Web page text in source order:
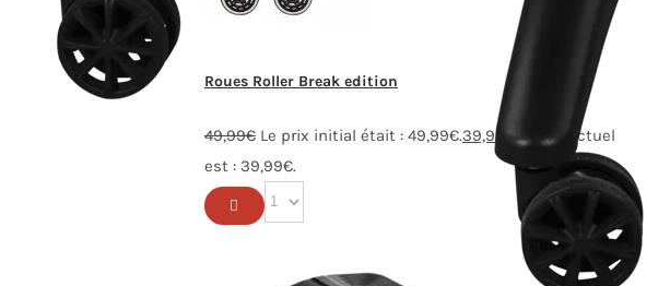
Roues Roller Break edition
49,99€ Le prix initial était : 49,99€.39,99 € Le prix actuel
est : 39,99€.